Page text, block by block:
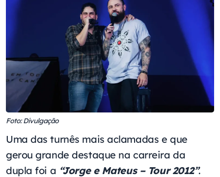
Foto: Divulgação
Uma das turnês mais aclamadas e que
gerou grande destaque na carreira da
dupla foi a “Jorge e Mateus – Tour 2012”.